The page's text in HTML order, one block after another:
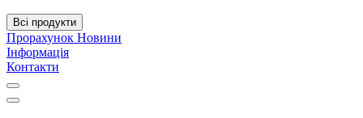
Всі продукти
Прорахунок Новини
Інформація
Контакти